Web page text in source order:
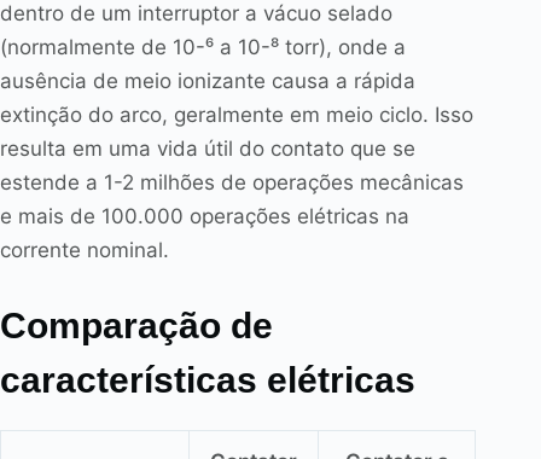
dentro de um interruptor a vácuo selado
(normalmente de 10-⁶ a 10-⁸ torr), onde a
ausência de meio ionizante causa a rápida
extinção do arco, geralmente em meio ciclo. Isso
resulta em uma vida útil do contato que se
estende a 1-2 milhões de operações mecânicas
e mais de 100.000 operações elétricas na
corrente nominal.
Comparação de
características elétricas